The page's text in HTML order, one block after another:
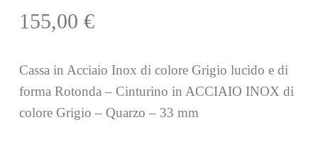
155,00 €
Cassa in Acciaio Inox di colore Grigio lucido e di
forma Rotonda – Cinturino in ACCIAIO INOX di
colore Grigio – Quarzo – 33 mm